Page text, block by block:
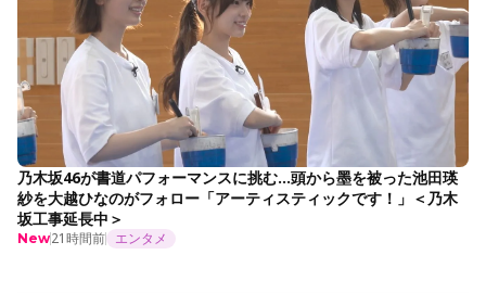
乃木坂46が書道パフォーマンスに挑む…頭から墨を被った池田瑛
紗を大越ひなのがフォロー「アーティスティックです！」＜乃木
坂工事延長中＞
New21時間前 エンタメ